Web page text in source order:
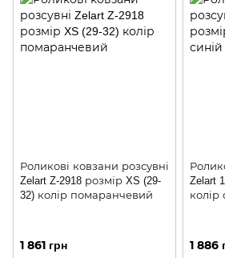
Роликові ковзани розсувні
Zelart Z-2918 розмір XS (29-
32) колір помаранчевий
1 861 грн
Zelart
колір
1 886